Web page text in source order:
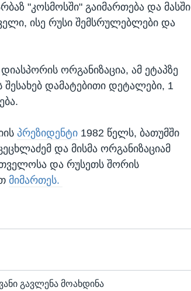
"კოსმოსში" გაიმართება და მასში
ისე რუსი შემსრულებლები და
ორგანიზაცია, ამ ეტაპზე
დამატებითი დეტალები, 1
პრეზიდენტი 1982 წელს, ბათუმში
და მისმა ორგანიზაციამ
და რუსეთს შორის
მიმართეს.
გავლენა მოახდინა